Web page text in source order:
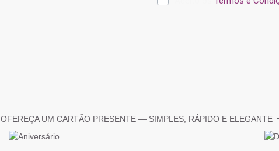
OFEREÇA UM CARTÃO PRESENTE — SIMPLES, RÁPIDO E ELEGANTE